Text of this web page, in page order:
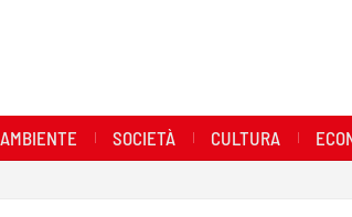
AMBIENTE SOCIETÀ CULTURA